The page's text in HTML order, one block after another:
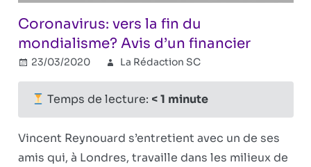
Coronavirus: vers la fin du
mondialisme? Avis d’un financier
23/03/2020 La Rédaction SC
révisionniste
Commentaires
la
fin
Temps de lecture: < 1 minute
Vincent Reynouard s’entretient avec un de ses
amis qui, à Londres, travaille dans les milieux de